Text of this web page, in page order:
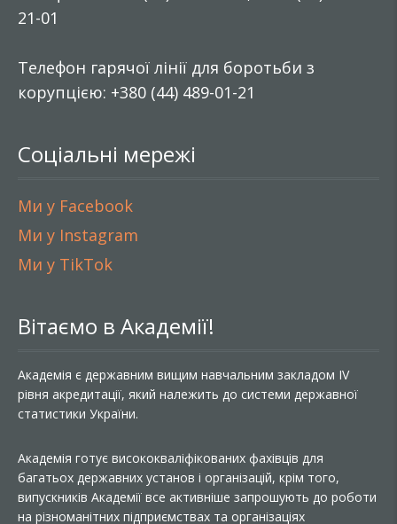
21-01
Телефон гарячої лінії для боротьби з
корупцією: +380 (44) 489-01-21
Соціальні мережі
Ми у Facebook
Ми у Instagram
Ми у TikTok
Вітаємо в Академії!
Академія є державним вищим навчальним закладом IV
рівня акредитації, який належить до системи державної
статистики України.
Академія готує висококваліфікованих фахівців для
багатьох державних установ і організацій, крім того,
випускників Академії все активніше запрошують до роботи
на різноманітних підприємствах та організаціях